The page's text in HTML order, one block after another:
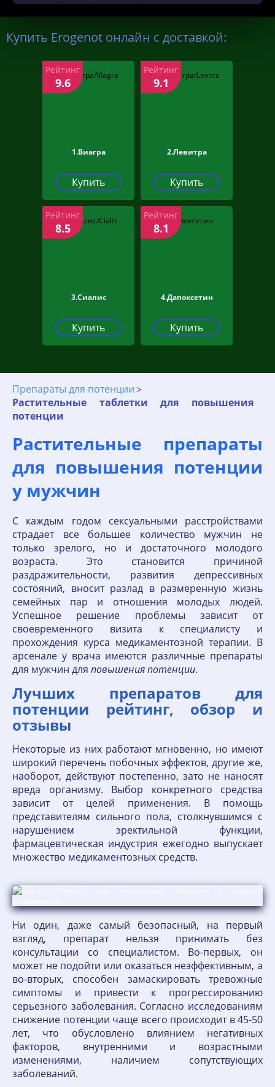
Купить Erogenot онлайн с доставкой:
1.Виагра
Купить
Рейтинг
9.6
2.Левитра
Купить
Рейтинг
9.1
3.Сиалис
Купить
Рейтинг
8.5
4.Дапоксетин
Купить
Рейтинг
8.1
Препараты для потенции
Растительные таблетки для повышения
потенции
Растительные препараты
для повышения потенции
у мужчин
С каждым годом сексуальными расстройствами
страдает все большее количество мужчин не
только зрелого, но и достаточного молодого
возраста. Это становится причиной
раздражительности, развития депрессивных
состояний, вносит разлад в размеренную жизнь
семейных пар и отношения молодых людей.
Успешное решение проблемы зависит от
своевременного визита к специалисту и
прохождения курса медикаментозной терапии. В
арсенале у врача имеются различные препараты
для мужчин для повышенияпотенции.
Лучших препаратов для
потенции рейтинг, обзор и
отзывы
Некоторые из них работают мгновенно, но имеют
широкий перечень побочных эффектов, другие же,
наоборот, действуют постепенно, зато не наносят
вреда организму. Выбор конкретного средства
зависит от целей применения. В помощь
представителям сильного пола, столкнувшимся с
нарушением эректильной функции,
фармацевтическая индустрия ежегодно выпускает
множество медикаментозных средств.
Ни один, даже самый безопасный, на первый
взгляд, препарат нельзя принимать без
консультации со специалистом. Во-первых, он
может не подойти или оказаться неэффективным, а
во-вторых, способен замаскировать тревожные
симптомы и привести к прогрессированию
серьезного заболевания. Согласно исследованиям
снижение потенции чаще всего происходит в 45-50
лет, что обусловлено влиянием негативных
факторов, внутренними и возрастными
изменениями, наличием сопутствующих
заболеваний.